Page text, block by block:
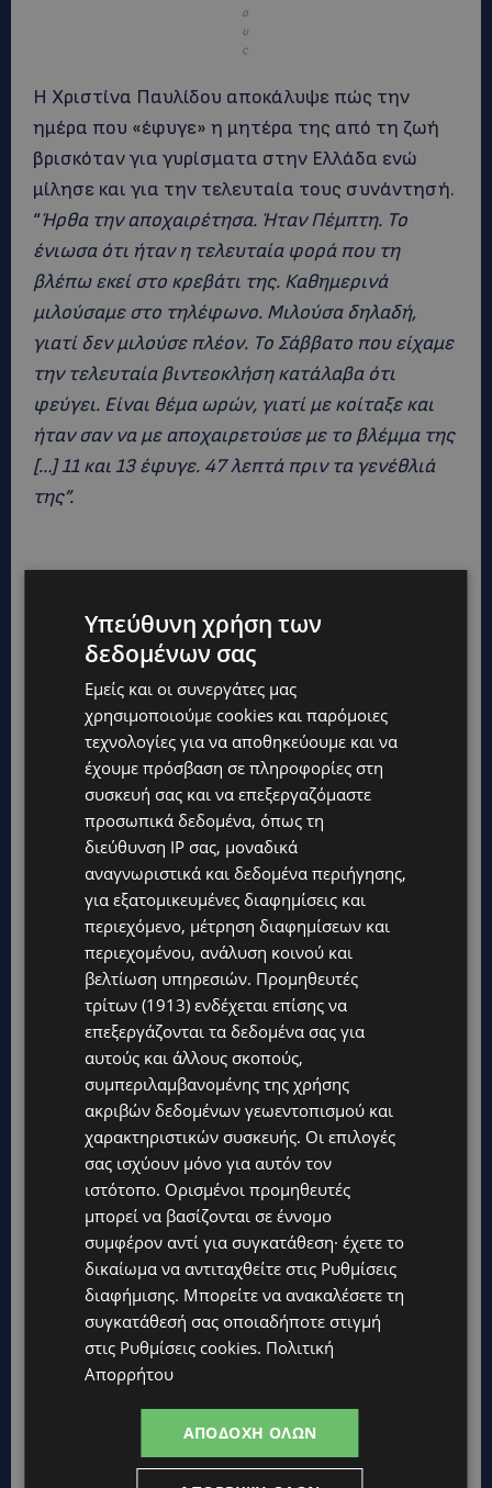
ο
υ
ς
Η Χριστίνα Παυλίδου αποκάλυψε πώς την
ημέρα που «έφυγε» η μητέρα της από τη ζωή
βρισκόταν για γυρίσματα στην Ελλάδα ενώ
μίλησε και για την τελευταία τους συνάντησή.
“Ήρθα την αποχαιρέτησα. Ήταν Πέμπτη. Το
ένιωσα ότι ήταν η τελευταία φορά που τη
βλέπω εκεί στο κρεβάτι της. Καθημερινά
μιλούσαμε στο τηλέφωνο. Μιλούσα δηλαδή,
γιατί δεν μιλούσε πλέον. Το Σάββατο που είχαμε
την τελευταία βιντεοκλήση κατάλαβα ότι
φεύγει. Είναι θέμα ωρών, γιατί με κοίταξε και
ήταν σαν να με αποχαιρετούσε με το βλέμμα της
[…] 11 και 13 έφυγε. 47 λεπτά πριν τα γενέθλιά
της”.
Υπεύθυνη χρήση των
δεδομένων σας
Εμείς και οι συνεργάτες μας
χρησιμοποιούμε cookies και παρόμοιες
τεχνολογίες για να αποθηκεύουμε και να
έχουμε πρόσβαση σε πληροφορίες στη
συσκευή σας και να επεξεργαζόμαστε
προσωπικά δεδομένα, όπως τη
διεύθυνση IP σας, μοναδικά
αναγνωριστικά και δεδομένα περιήγησης,
για εξατομικευμένες διαφημίσεις και
περιεχόμενο, μέτρηση διαφημίσεων και
περιεχομένου, ανάλυση κοινού και
βελτίωση υπηρεσιών. Προμηθευτές
τρίτων (1913) ενδέχεται επίσης να
επεξεργάζονται τα δεδομένα σας για
αυτούς και άλλους σκοπούς,
συμπεριλαμβανομένης της χρήσης
ακριβών δεδομένων γεωεντοπισμού και
χαρακτηριστικών συσκευής. Οι επιλογές
σας ισχύουν μόνο για αυτόν τον
ιστότοπο. Ορισμένοι προμηθευτές
μπορεί να βασίζονται σε έννομο
συμφέρον αντί για συγκατάθεση· έχετε το
δικαίωμα να αντιταχθείτε στις Ρυθμίσεις
διαφήμισης. Μπορείτε να ανακαλέσετε τη
συγκατάθεσή σας οποιαδήποτε στιγμή
στις Ρυθμίσεις cookies. Πολιτική
Απορρήτου
ΑΠΟΔΟΧΉ ΌΛΩΝ